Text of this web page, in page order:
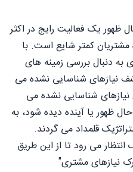
ظهور یک فعالیت رایج در اکثر
مشتریان کمتر شایع است. با
به دنبال بررسی زمینه های
نیازهای شناسایی نشده می
شناسایی نشده می
ظهور یا آینده دیده شود، به
قلمداد می گردند.
انتظار می رود تا از این طریق
نیازهای مشتری"